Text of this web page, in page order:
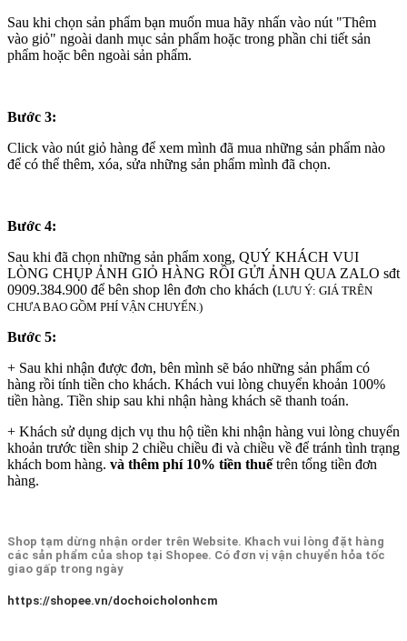
Sau khi chọn sản phẩm bạn muốn mua hãy nhấn vào nút "Thêm
vào giỏ" ngoài danh mục sản phẩm hoặc trong phần chi tiết sản
phẩm hoặc bên ngoài sản phẩm.
Bước 3:
Click vào nút giỏ hàng để xem mình đã mua những sản phẩm nào
để có thể thêm, xóa, sửa những sản phẩm mình đã chọn.
Bước 4:
Sau khi đã chọn những sản phẩm xong, QUÝ KHÁCH VUI
LÒNG CHỤP ẢNH GIỎ HÀNG RỒI GỬI ẢNH QUA ZALO sđt
0909.384.900 để bên shop lên đơn cho khách (LƯU Ý: GIÁ TRÊN
CHƯA BAO GỒM PHÍ VẬN CHUYỂN.)
Bước 5:
+ Sau khi nhận được đơn, bên mình sẽ báo những sản phẩm có
hàng rồi tính tiền cho khách. Khách vui lòng chuyển khoản 100%
tiền hàng. Tiền ship sau khi nhận hàng khách sẽ thanh toán.
+ Khách sử dụng dịch vụ thu hộ tiền khi nhận hàng vui lòng chuyển
khoản trước tiền ship 2 chiều chiều đi và chiều về để tránh tình trạng
khách bom hàng. và thêm phí 10% tiền thuếtrên tổng tiền đơn
hàng.
Shop tạm dừng nhận order trên Website. Khach vui lòng đặt hàng
các sản phẩm của shop tại Shopee. Có đơn vị vận chuyển hỏa tốc
giao gấp trong ngày
https://shopee.vn/dochoicholonhcm